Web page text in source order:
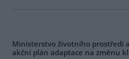
Ministerstvo životního prostředí
akční plán adaptace na změnu